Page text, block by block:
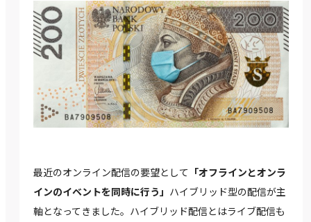
最近のオンライン配信の要望として 「オフラインとオンラ
インのイベントを同時に行う」 ハイブリッド型の配信が主
軸となってきました。ハイブリッド配信とはライブ配信も